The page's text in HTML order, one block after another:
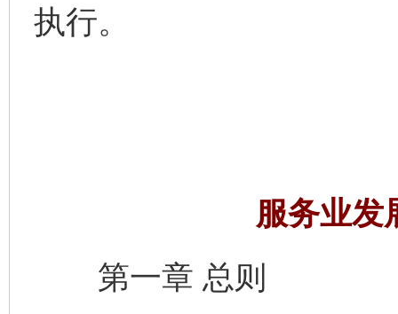
执行。
服务业
第一章 总则